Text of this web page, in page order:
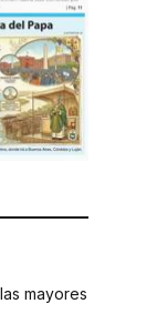
mayores